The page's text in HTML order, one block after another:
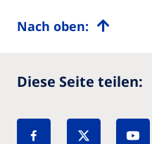
Nach oben:
Diese Seite teilen: